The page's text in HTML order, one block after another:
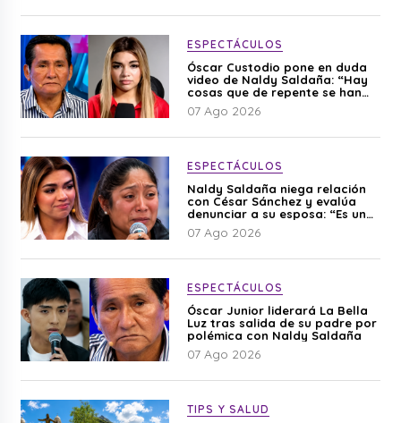
ESPECTÁCULOS
Óscar Custodio pone en duda
video de Naldy Saldaña: “Hay
cosas que de repente se han
editado”
07 Ago 2026
ESPECTÁCULOS
Naldy Saldaña niega relación
con César Sánchez y evalúa
denunciar a su esposa: “Es una
difamación”
07 Ago 2026
ESPECTÁCULOS
Óscar Junior liderará La Bella
Luz tras salida de su padre por
polémica con Naldy Saldaña
07 Ago 2026
TIPS Y SALUD